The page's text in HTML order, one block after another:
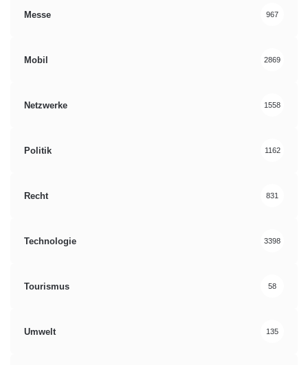
Messe 967
Mobil 2869
Netzwerke 1558
Politik 1162
Recht 831
Technologie 3398
Tourismus 58
Umwelt 135